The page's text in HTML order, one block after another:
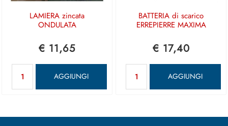
LAMIERA zincata
ONDULATA
€ 11,65
AGGIUNGI
BATTERIA di scarico
ERREPIERRE MAXIMA
€ 17,40
AGGIUNGI